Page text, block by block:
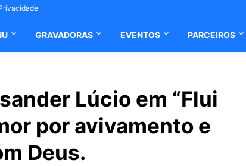
GRAVADORAS EVENTOS PARCEIROS
Lúcio em “Flui
por avivamento e
Deus.